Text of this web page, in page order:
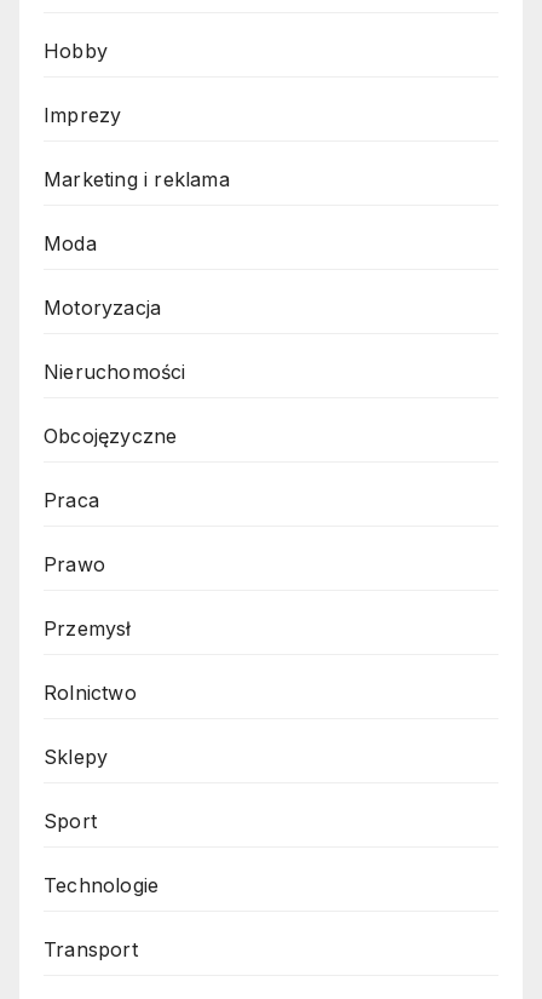
Hobby
Imprezy
Marketing i reklama
Moda
Motoryzacja
Nieruchomości
Obcojęzyczne
Praca
Prawo
Przemysł
Rolnictwo
Sklepy
Sport
Technologie
Transport